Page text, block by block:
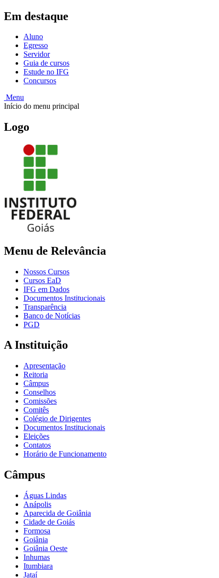
Em destaque
Aluno
Egresso
Servidor
Guia de cursos
Estude no IFG
Concursos
Menu
Início do menu principal
Logo
Menu de Relevância
Nossos Cursos
Cursos EaD
IFG em Dados
Documentos Institucionais
Transparência
Banco de Notícias
PGD
A Instituição
Apresentação
Reitoria
Câmpus
Conselhos
Comissões
Comitês
Colégio de Dirigentes
Documentos Institucionais
Eleições
Contatos
Horário de Funcionamento
Câmpus
Águas Lindas
Anápolis
Aparecida de Goiânia
Cidade de Goiás
Formosa
Goiânia
Goiânia Oeste
Inhumas
Itumbiara
Jataí